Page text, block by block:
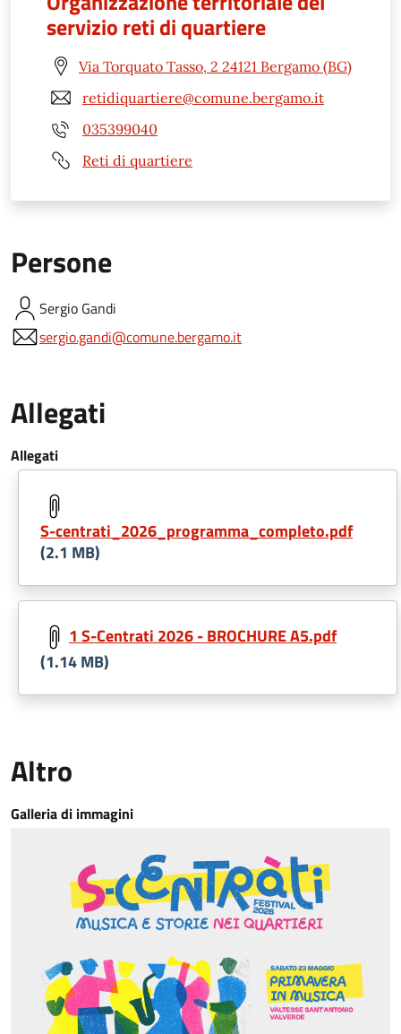
servizio reti di quartiere
Via Torquato Tasso, 2 24121 Bergamo (BG)
retidiquartiere@comune.bergamo.it
035399040
Reti di quartiere
Persone
Sergio Gandi
sergio.gandi@comune.bergamo.it
Allegati
Allegati
S-centrati_2026_programma_completo.pdf
(2.1 MB)
1 S-Centrati 2026 - BROCHURE A5.pdf
(1.14 MB)
Altro
Galleria di immagini